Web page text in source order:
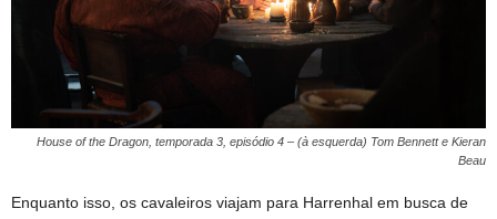
House of the Dragon, temporada 3, episódio 4 – (à esquerda) Tom Bennett e Kieran
Beau
Enquanto isso, os cavaleiros viajam para Harrenhal em busca de